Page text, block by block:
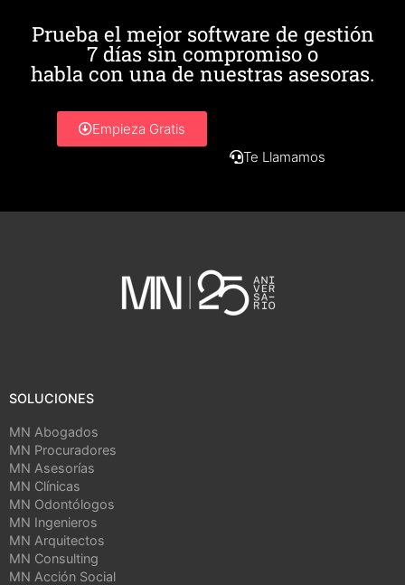
Prueba el mejor software de gestión
7 días sin compromiso o
habla con una de nuestras asesoras.
Empieza Gratis
Te Llamamos
SOLUCIONES
MN Abogados
MN Procuradores
MN Asesorías
MN Clínicas
MN Odontólogos
MN Ingenieros
MN Arquitectos
MN Consulting
MN Acción Social